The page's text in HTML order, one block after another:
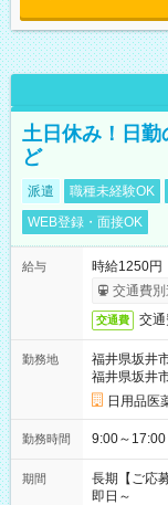
土日休み！日
ど
派遣 職種未経験OK
WEB登録・面接OK
給与
時給1250円
交通費別
交通費 交通
勤務地
福井県坂井
福井県坂井
日用品医
勤務時間
期間
長期【ご応
即日～